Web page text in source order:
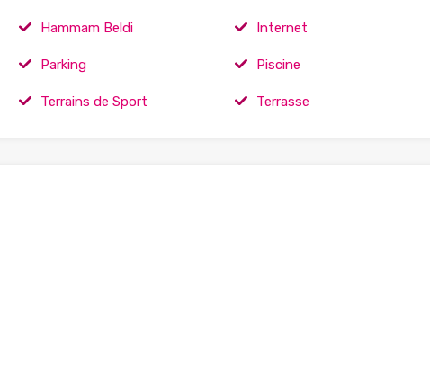
Hammam Beldi Internet
Parking Piscine
Terrains de Sport Terrasse